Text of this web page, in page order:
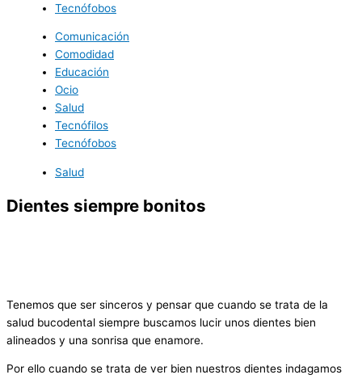
Tecnófobos
Comunicación
Comodidad
Educación
Ocio
Salud
Tecnófilos
Tecnófobos
Salud
Dientes siempre bonitos
Tenemos que ser sinceros y pensar que cuando se trata de la
salud bucodental siempre buscamos lucir unos dientes bien
alineados y una sonrisa que enamore.
Por ello cuando se trata de ver bien nuestros dientes indagamos